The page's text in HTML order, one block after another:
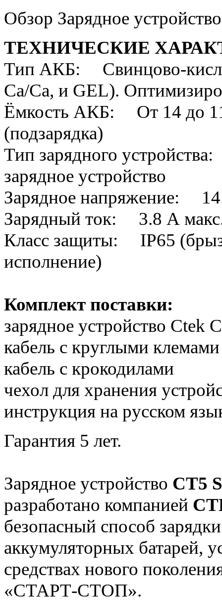
Обзор Зарядное
ТЕХНИЧЕСКИЕ
Тип АКБ: Свинцово-
Ca/Ca, и GEL).
Ёмкость АКБ: От 14 до
(подзарядка)
Тип зарядного
зарядное устройство
Зарядное напряжение:
Зарядный ток: 3.8 А
Класс защиты: IP65
исполнение)
Комплект поставки:
зарядное устройство Ctek
кабель с круглыми клемами
кабель с крокодилами
чехол для хранения
инструкция на русском
Гарантия 5 лет.
Зарядное устройство CT5
разработано компанией
безопасный способ
аккумуляторных батарей,
средствах нового
«СТАРТ-СТОП».